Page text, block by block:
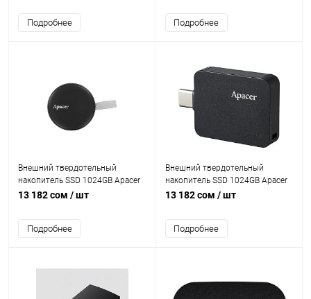
Подробнее Подробнее
Внешний твердотельный
накопитель SSD 1024GB Apacer
AS725 Read/write speed of up to
[AP1TBAS725B-1]
13 182 сом / шт
Подробнее
Внешний твердотельный
накопитель SSD 1024GB Apacer
AS714 Read/write speed of up to
[AP1TBAS714B-1]
13 182 сом / шт
Подробнее